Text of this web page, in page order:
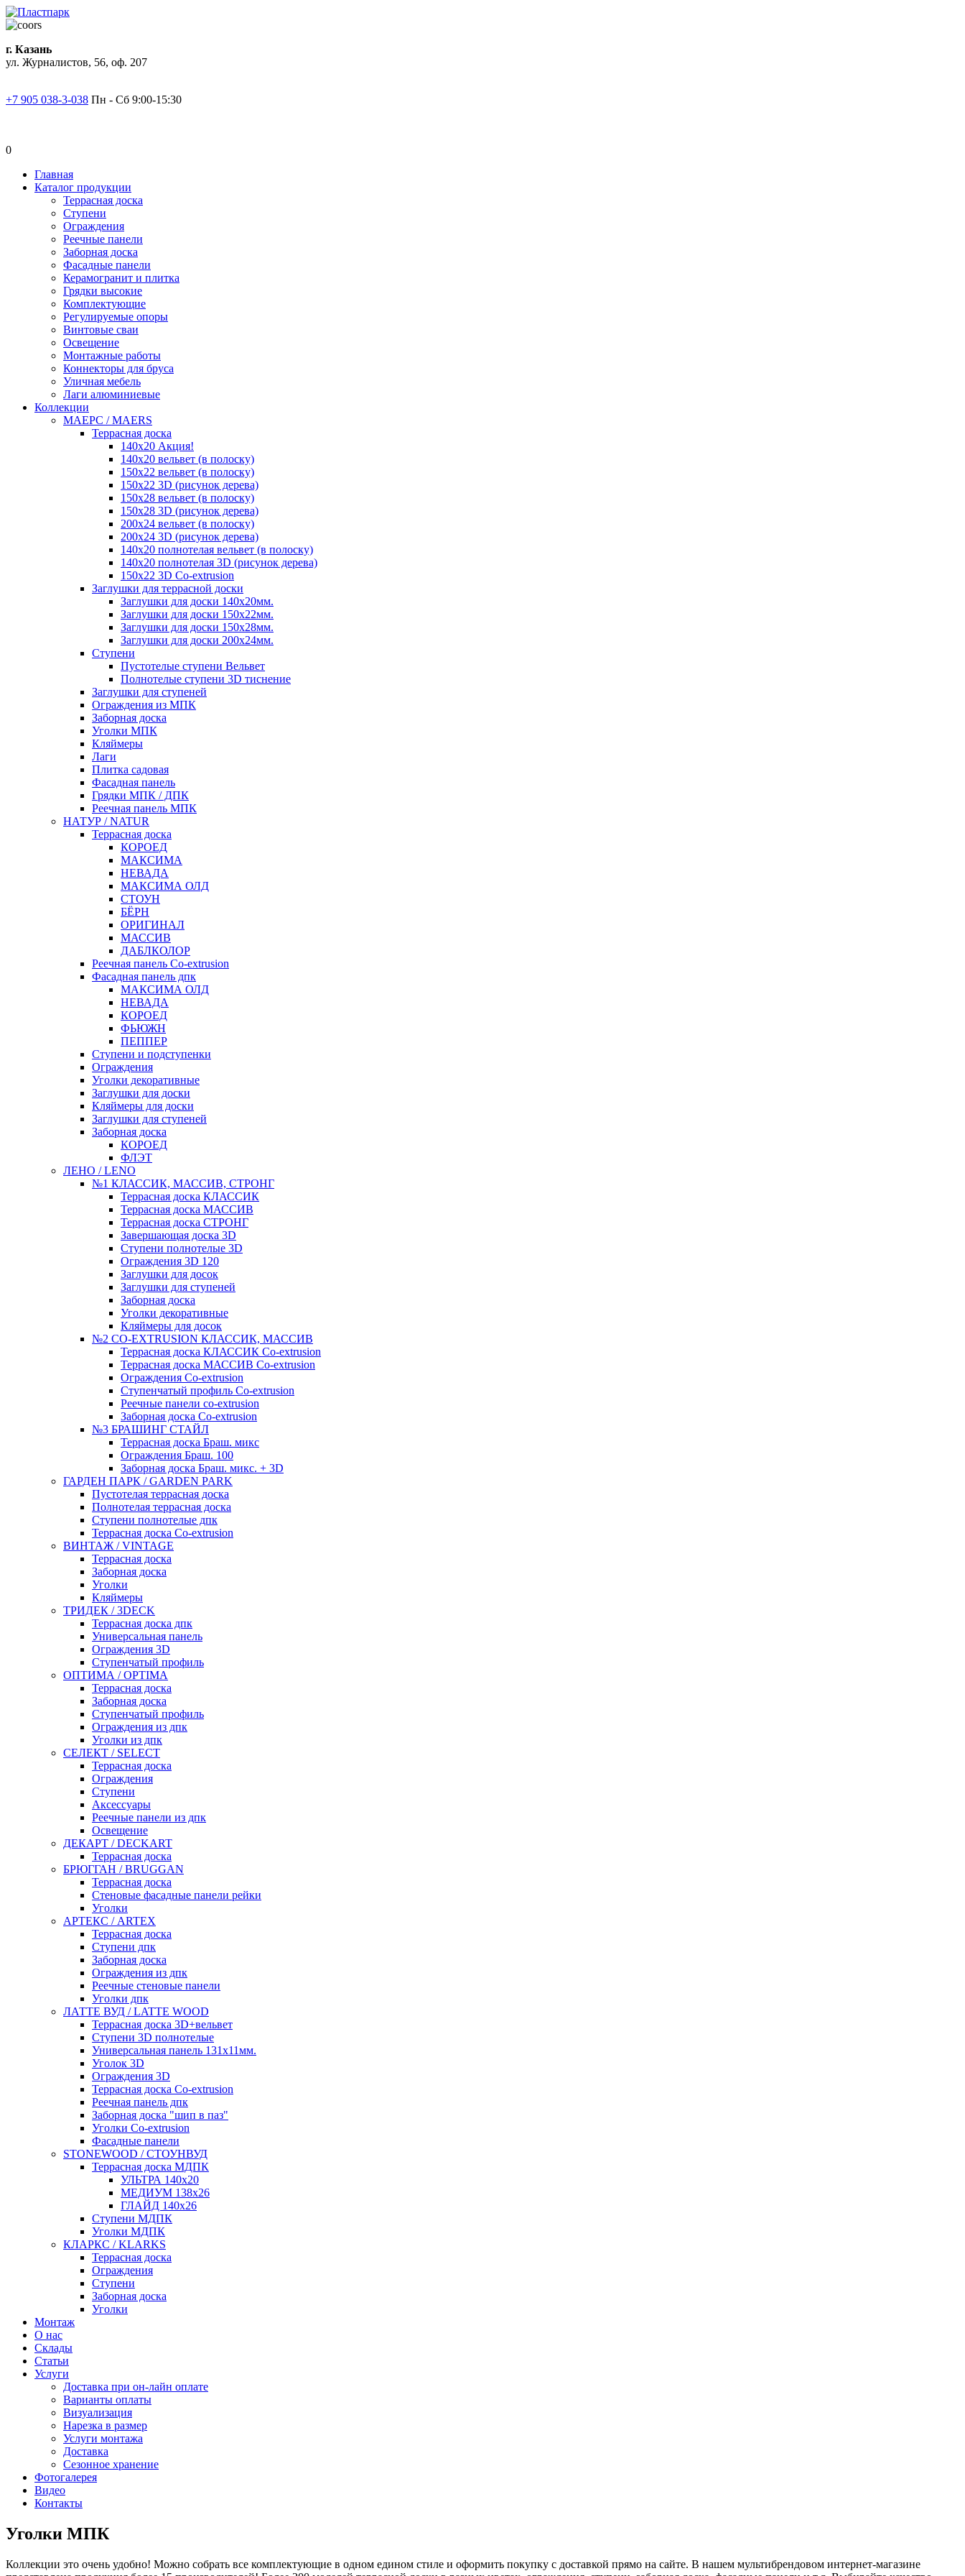
г. Казань
ул. Журналистов, 56, оф. 207
+7 905 038-3-038 Пн - Сб 9:00-15:30
0
Главная
Каталог продукции
Террасная доска
Ступени
Ограждения
Реечные панели
Заборная доска
Фасадные панели
Керамогранит и плитка
Грядки высокие
Комплектующие
Регулируемые опоры
Винтовые сваи
Освещение
Монтажные работы
Коннекторы для бруса
Уличная мебель
Лаги алюминиевые
Коллекции
MAEРC / MAERS
Террасная доска
140x20 Акция!
140x20 вельвет (в полоску)
150x22 вельвет (в полоску)
150x22 3D (рисунок дерева)
150x28 вельвет (в полоску)
150x28 3D (рисунок дерева)
200x24 вельвет (в полоску)
200x24 3D (рисунок дерева)
140x20 полнотелая вельвет (в полоску)
140x20 полнотелая 3D (рисунок дерева)
150x22 3D Сo-extrusion
Заглушки для террасной доски
Заглушки для доски 140x20мм.
Заглушки для доски 150x22мм.
Заглушки для доски 150x28мм.
Заглушки для доски 200x24мм.
Ступени
Пустотелые ступени Вельвет
Полнотелые ступени 3D тиснение
Заглушки для ступеней
Ограждения из МПК
Заборная доска
Уголки МПК
Кляймеры
Лаги
Плитка садовая
Фасадная панель
Грядки МПК / ДПК
Реечная панель МПК
НАТУР / NATUR
Террасная доска
КОРОЕД
МАКСИМА
НЕВАДА
МАКСИМА ОЛД
СТОУН
БЁРН
ОРИГИНАЛ
МАССИВ
ДАБЛКОЛОР
Реечная панель Co-extrusion
Фасадная панель дпк
МАКСИМА ОЛД
НЕВАДА
КОРОЕД
ФЬЮЖН
ПЕППЕР
Ступени и подступенки
Ограждения
Уголки декоративные
Заглушки для доски
Кляймеры для доски
Заглушки для ступеней
Заборная доска
КОРОЕД
ФЛЭТ
ЛЕНО / LENO
№1 КЛАССИК, МАССИВ, СТРОНГ
Террасная доска КЛАССИК
Террасная доска МАССИВ
Террасная доска СТРОНГ
Завершающая доска 3D
Ступени полнотелые 3D
Ограждения 3D 120
Заглушки для досок
Заглушки для ступеней
Заборная доска
Уголки декоративные
Кляймеры для досок
№2 CO-EXTRUSION КЛАССИК, МАССИВ
Террасная доска КЛАССИК Co-extrusion
Террасная доска МАССИВ Co-extrusion
Ограждения Co-extrusion
Ступенчатый профиль Co-extrusion
Реечные панели co-extrusion
Заборная доска Co-extrusion
№3 БРАШИНГ СТАЙЛ
Террасная доска Браш. микс
Ограждения Браш. 100
Заборная доска Браш. микс. + 3D
ГАРДЕН ПАРК / GARDEN PARK
Пустотелая террасная доска
Полнотелая террасная доска
Ступени полнотелые дпк
Террасная доска Co-extrusion
ВИНТАЖ / VINTAGE
Террасная доска
Заборная доска
Уголки
Кляймеры
ТРИДЕК / 3DECK
Террасная доска дпк
Универсальная панель
Ограждения 3D
Ступенчатый профиль
ОПТИМА / OPTIMA
Террасная доска
Заборная доска
Ступенчатый профиль
Ограждения из дпк
Уголки из дпк
СЕЛЕКТ / SELECT
Террасная доска
Ограждения
Ступени
Аксессуары
Реечные панели из дпк
Освещение
ДЕКАРТ / DECKART
Террасная доска
БРЮГГАН / BRUGGAN
Террасная доска
Стеновые фасадные панели рейки
Уголки
АРТЕКС / ARTEX
Террасная доска
Ступени дпк
Заборная доска
Ограждения из дпк
Реечные стеновые панели
Уголки дпк
ЛАТТЕ ВУД / LATTE WOOD
Террасная доска 3D+вельвет
Ступени 3D полнотелые
Универсальная панель 131x11мм.
Уголок 3D
Ограждения 3D
Террасная доска Co-extrusion
Реечная панель дпк
Заборная доска "шип в паз"
Уголки Co-extrusion
Фасадные панели
STONEWOOD / СТОУНВУД
Террасная доска МДПК
УЛЬТРА 140x20
МЕДИУМ 138x26
ГЛАЙД 140x26
Ступени МДПК
Уголки МДПК
КЛАРКС / KLARKS
Террасная доска
Ограждения
Ступени
Заборная доска
Уголки
Монтаж
О нас
Склады
Статьи
Услуги
Доставка при он-лайн оплате
Варианты оплаты
Визуализация
Нарезка в размер
Услуги монтажа
Доставка
Сезонное хранение
Фотогалерея
Видео
Контакты
Уголки МПК
Коллекции это очень удобно! Можно собрать все комплектующие в одном едином стиле и оформить покупку с доставкой прямо на сайте. В нашем мультибрендовом интернет-магазине